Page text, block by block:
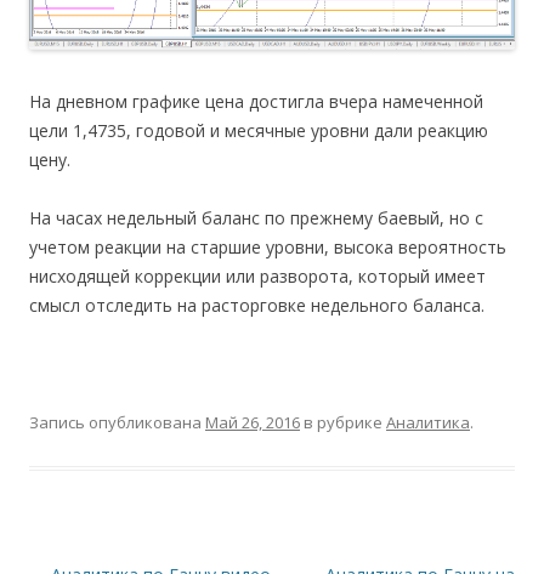
На дневном графике цена достигла вчера намеченной
цели 1,4735, годовой и месячные уровни дали реакцию
цену.
На часах недельный баланс по прежнему баевый, но с
учетом реакции на старшие уровни, высока вероятность
нисходящей коррекции или разворота, который имеет
смысл отследить на расторговке недельного баланса.
Запись опубликована Май 26, 2016 в рубрике Аналитика.